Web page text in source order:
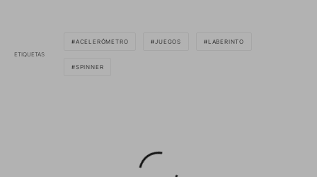
ETIQUETAS
ACELERÓMETRO JUEGOS LABERINTO
SPINNER